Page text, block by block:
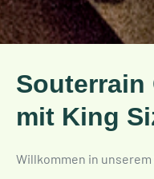
mit King
Willkommen in